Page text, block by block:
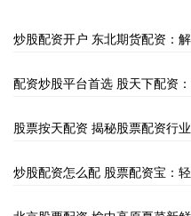
炒股配资开户 东北期货配资：
配资炒股平台首选 股天下配资
股票按天配资 揭秘股票配资行
炒股配资怎么配 股票配资宝：